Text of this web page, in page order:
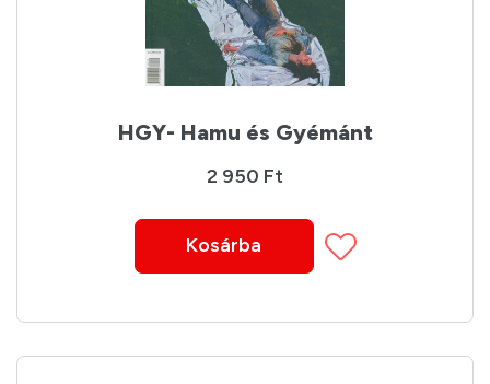
HGY- Hamu és Gyémánt
2 950 Ft
Kosárba